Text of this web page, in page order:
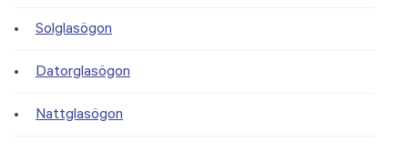
Solglasögon
Datorglasögon
Nattglasögon